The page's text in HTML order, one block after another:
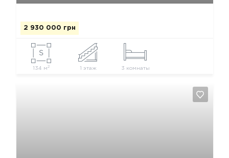
2 930 000 грн
134 м 2 1 этаж 3 комнаты